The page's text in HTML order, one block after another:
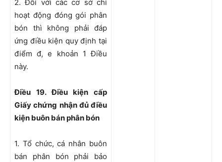
2. Đối với các cơ sở chỉ
hoạt động đóng gói phân
bón thì không phải đáp
ứng điều kiện quy định tại
điểm đ, e khoản 1 Điều
này.
Điều 19. Điều kiện cấp
Giấy chứng nhận đủ điều
kiện buôn bán phân bón
1. Tổ chức, cá nhân buôn
bán phân bón phải bảo